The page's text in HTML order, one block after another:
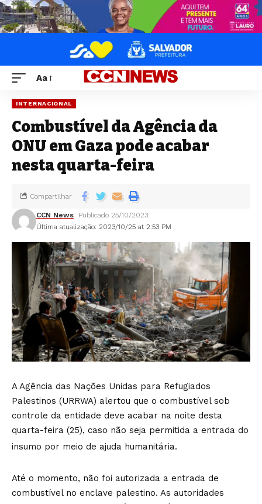
Aa
INTERNACIONAL
Combustível da Agência da
ONU em Gaza pode acabar
nesta quarta-feira
Última atualização: 2023/10/25 at 2:53 PM
CCN News Publicado 25/10/2023
Compartilhar
A Agência das Nações Unidas para Refugiados
Palestinos (URRWA) alertou que o combustível sob
controle da entidade deve acabar na noite desta
quarta-feira (25), caso não seja permitida a entrada do
insumo por meio de ajuda humanitária.
Até o momento, não foi autorizada a entrada de
combustível no enclave palestino. As autoridades